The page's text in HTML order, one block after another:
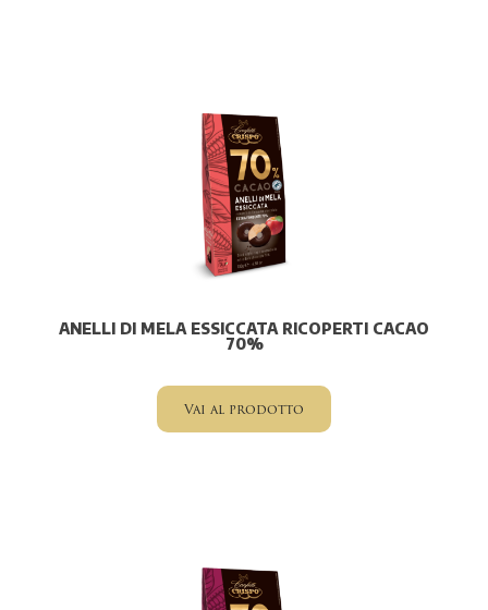
ANELLI DI MELA ESSICCATA RICOPERTI CACAO
70%
Vai al prodotto